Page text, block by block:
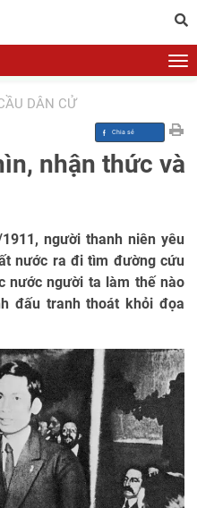
DÂN CỬ
nhận thức và
người thanh niên yêu
nước ra đi tìm đường cứu
nước người ta làm thế nào
đấu tranh thoát khỏi đọa